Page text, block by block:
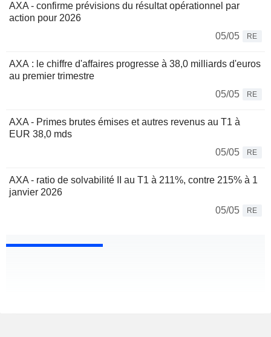
AXA - confirme prévisions du résultat opérationnel par
action pour 2026
05/05
RE
AXA : le chiffre d'affaires progresse à 38,0 milliards d'euros
au premier trimestre
05/05
RE
AXA - Primes brutes émises et autres revenus au T1 à
EUR 38,0 mds
05/05
RE
AXA - ratio de solvabilité II au T1 à 211%, contre 215% à 1
janvier 2026
05/05
RE